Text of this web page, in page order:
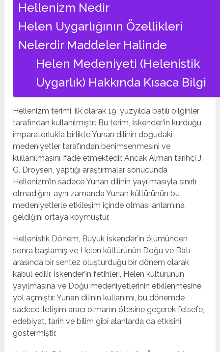
Hellenizm Nedir
Helen Uygarlığının Özellikleri
Nelerdir Maddeler Halinde
Helen Medeniyeti (Helenistik
Uygarlık) Hakkında Kısaca Bilgi
Hellenizm terimi, ilk olarak 19. yüzyılda batılı bilginler
tarafından kullanılmıştır. Bu terim, İskender’in kurduğu
imparatorlukla birlikte Yunan dilinin doğudaki
medeniyetler tarafından benimsenmesini ve
kullanılmasını ifade etmektedir. Ancak Alman tarihçi J.
G. Droysen, yaptığı araştırmalar sonucunda
Hellenizm’in sadece Yunan dilinin yayılmasıyla sınırlı
olmadığını, aynı zamanda Yunan kültürünün bu
medeniyetlerle etkileşim içinde olması anlamına
geldiğini ortaya koymuştur.
Hellenistik Dönem, Büyük İskender’in ölümünden
sonra başlamış ve Helen kültürünün Doğu ve Batı
arasında bir sentez oluşturduğu bir dönem olarak
kabul edilir. İskender’in fetihleri, Helen kültürünün
yayılmasına ve Doğu medeniyetlerinin etkilenmesine
yol açmıştır. Yunan dilinin kullanımı, bu dönemde
sadece iletişim aracı olmanın ötesine geçerek felsefe,
edebiyat, tarih ve bilim gibi alanlarda da etkisini
göstermiştir.